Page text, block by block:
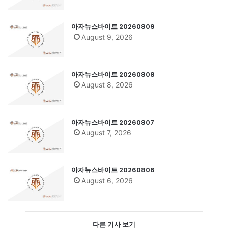
아자뉴스바이트 20260809
August 9, 2026
아자뉴스바이트 20260808
August 8, 2026
아자뉴스바이트 20260807
August 7, 2026
아자뉴스바이트 20260806
August 6, 2026
다른 기사 보기